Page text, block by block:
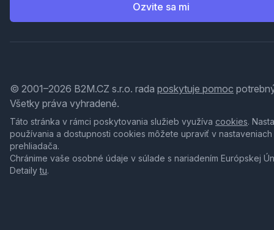
Ozvite sa mi
© 2001–2026 B2M.CZ s.r.o. rada poskytuje pomoc
Všetky práva vyhradené.
Táto stránka v rámci poskytovania služieb využíva cookies.
používania a dostupnosti cookies môžete upraviť v nastaveniach
prehliadača.
Chránime vaše osobné údaje v súlade s nariadením Európskej
Detailytu.